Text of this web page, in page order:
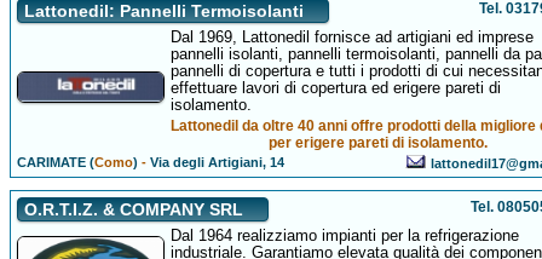
Lattonedil: Pannelli Termoisolanti Tel.
Dal 1969, Lattonedil fornisce ad artigiani ed imprese
pannelli isolanti, pannelli termoisolanti, pannelli da
pannelli di copertura e tutti i prodotti di cui
effettuare lavori di copertura ed erigere pareti di
isolamento.
Lattonedil da oltre 40 anni offre prodotti della migliore
per erigere pareti di isolamento.
CARIMATE (Como) -Via degli Artigiani, 14
O.R.T.I.Z. & COMPANY SRL Tel.
Dal 1964 realizziamo impianti per la refrigerazione
industriale. Garantiamo elevata qualità dei